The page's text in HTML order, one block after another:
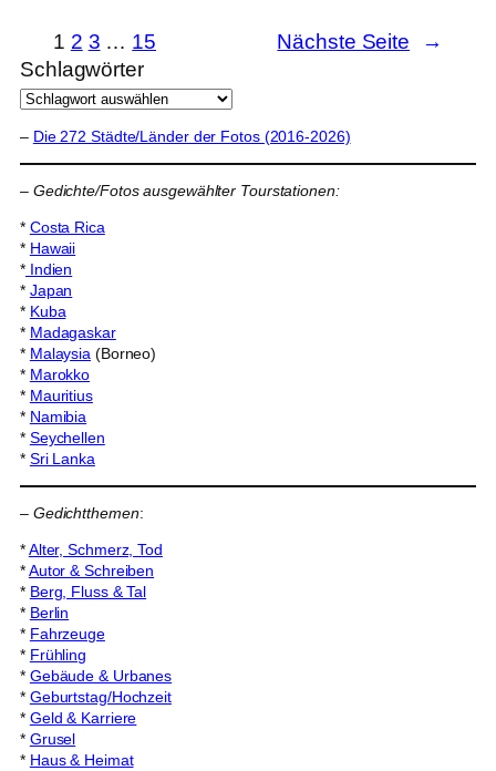
1 2 3 … 15 Nächste Seite
→
Schlagwörter
– Die 272 Städte/Länder der Fotos (2016-2026)
– Gedichte/Fotos ausgewählter Tourstationen:
* Costa Rica
* Hawaii
*Indien
* Japan
* Kuba
* Madagaskar
* Malaysia (Borneo)
* Marokko
* Mauritius
* Namibia
* Seychellen
* Sri Lanka
– Gedichtthemen:
*Alter, Schmerz, Tod
*Autor & Schreiben
* Berg, Fluss & Tal
* Berlin
* Fahrzeuge
* Frühling
* Gebäude & Urbanes
* Geburtstag/Hochzeit
* Geld & Karriere
* Grusel
* Haus & Heimat